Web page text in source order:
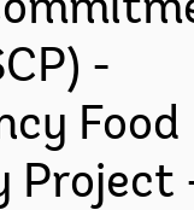
-
Food
Project